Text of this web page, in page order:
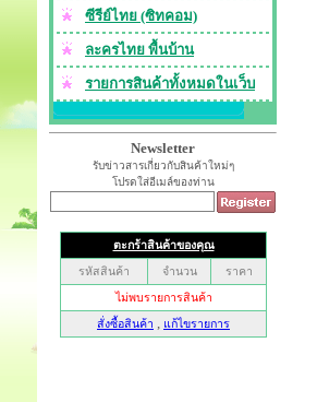
ซีรีย์ไทย (ซิทคอม)
ละครไทย พื้นบ้าน
รายการสินค้าทั้งหมดในเว็บ
Newsletter
รับข่าวสารเกี่ยวกับสินค้าใหม่ๆ
โปรดใส่อีเมล์ของท่าน